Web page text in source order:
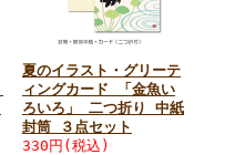
夏のイラスト・グリーテ
ィングカード 「金魚い
ろいろ」 二つ折り 中紙
封筒 ３点セット
330円(税込)